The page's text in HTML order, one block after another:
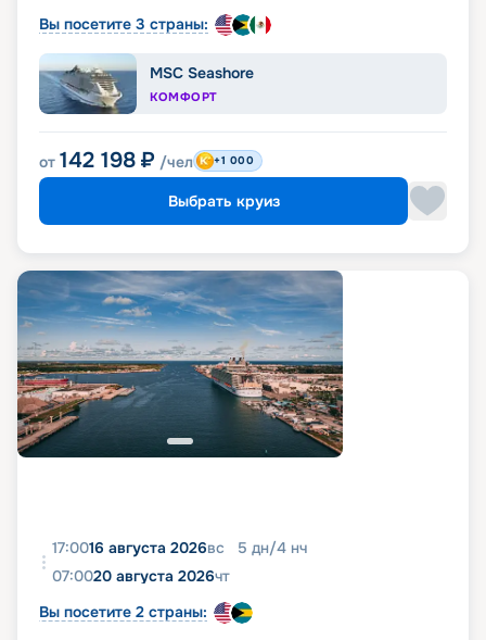
Вы посетите 3 страны:
MSC Seashore
КОМФОРТ
от 142 198 ₽ /чел +1 000
Выбрать круиз
17:0016 августа 2026вс 5 дн/4 нч
07:0020 августа 2026чт
Вы посетите 2 страны: